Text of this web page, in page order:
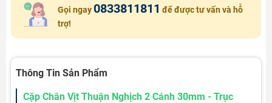
Gọi ngay 0833811811 để được tư vấn và hỗ
trợ!
Thông Tin Sản Phẩm
Cặp Chân Vịt Thuận Nghịch 2 Cánh 30mm - Trục